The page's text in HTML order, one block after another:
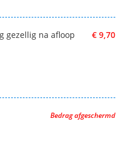
€ 9,70
gezellig na afloop
Bedrag afgeschermd